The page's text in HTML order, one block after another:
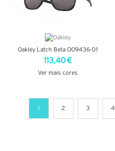
Oakley Latch Beta OO9436-01
113,40 €
Ver mais cores
1 2 3 4